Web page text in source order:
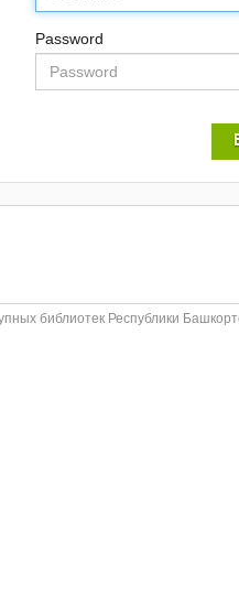
Password
библиотек Республики